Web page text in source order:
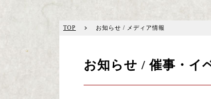
TOP お知らせ / メディア情報
お知らせ / 催事・イ